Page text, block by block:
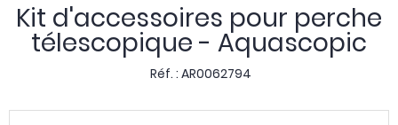
Kit d'accessoires pour perche
télescopique - Aquascopic
Réf. : AR0062794